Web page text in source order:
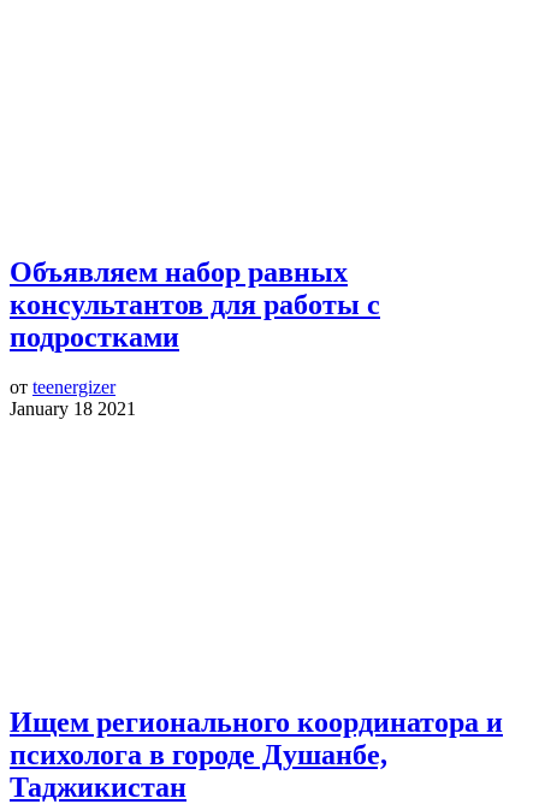
Объявляем набор равных
консультантов для работы с
подростками
от teenergizer
January 18 2021
Ищем регионального координатора и
психолога в городе Душанбе,
Таджикистан